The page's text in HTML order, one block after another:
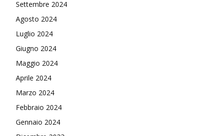
Settembre 2024
Agosto 2024
Luglio 2024
Giugno 2024
Maggio 2024
Aprile 2024
Marzo 2024
Febbraio 2024
Gennaio 2024